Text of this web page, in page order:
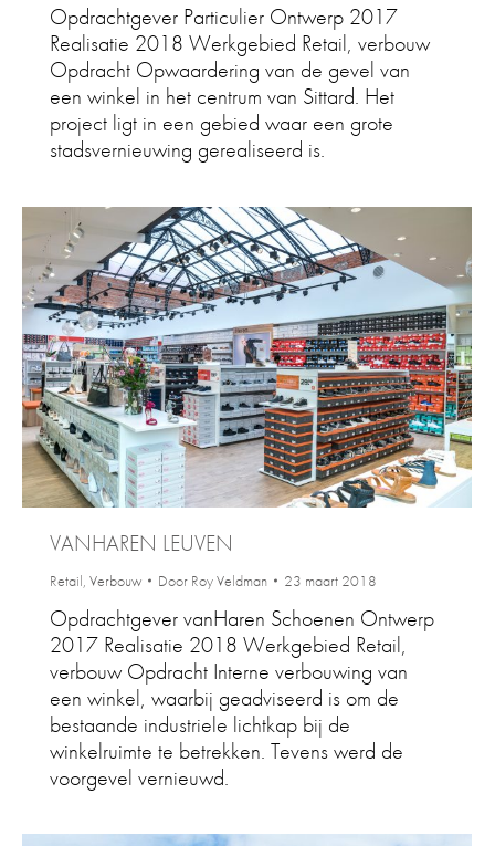
Opdrachtgever Particulier Ontwerp 2017
Realisatie 2018 Werkgebied Retail, verbouw
Opdracht Opwaardering van de gevel van
een winkel in het centrum van Sittard. Het
project ligt in een gebied waar een grote
stadsvernieuwing gerealiseerd is.
VANHAREN LEUVEN
Retail Verbouw Door Roy Veldman 23 maart 2018
Opdrachtgever vanHaren Schoenen Ontwerp
2017 Realisatie 2018 Werkgebied Retail,
verbouw Opdracht Interne verbouwing van
een winkel, waarbij geadviseerd is om de
bestaande industriele lichtkap bij de
winkelruimte te betrekken. Tevens werd de
voorgevel vernieuwd.